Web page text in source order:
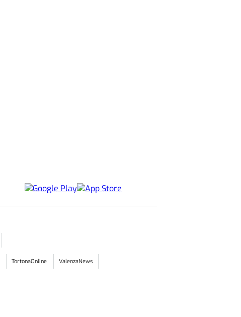
TortonaOnline ValenzaNews